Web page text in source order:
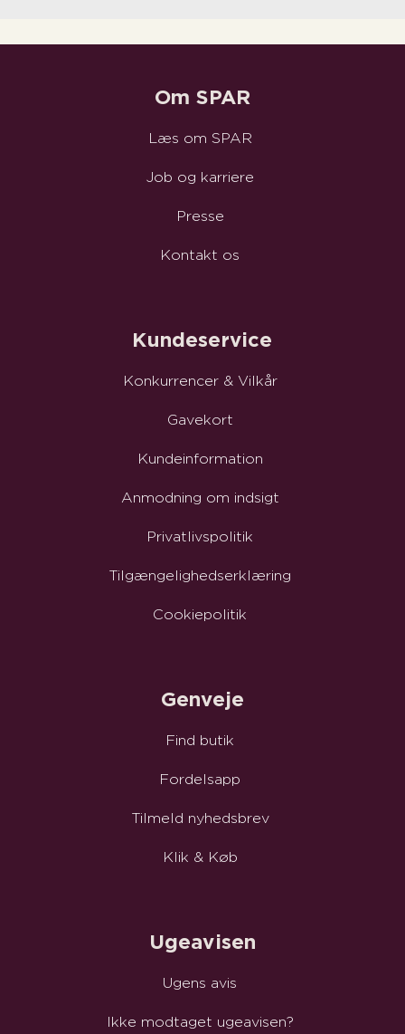
Om SPAR
Læs om SPAR
Job og karriere
Presse
Kontakt os
Kundeservice
Konkurrencer & Vilkår
Gavekort
Kundeinformation
Anmodning om indsigt
Privatlivspolitik
Tilgængelighedserklæring
Cookiepolitik
Genveje
Find butik
Fordelsapp
Tilmeld nyhedsbrev
Klik & Køb
Ugeavisen
Ugens avis
Ikke modtaget ugeavisen?